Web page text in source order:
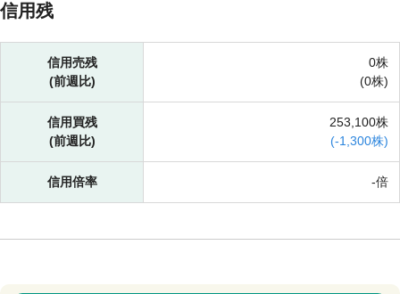
信用残
信用売残
(前週比)
0株
(0株)
信用買残
(前週比)
253,100株
(-1,300株)
信用倍率 -倍